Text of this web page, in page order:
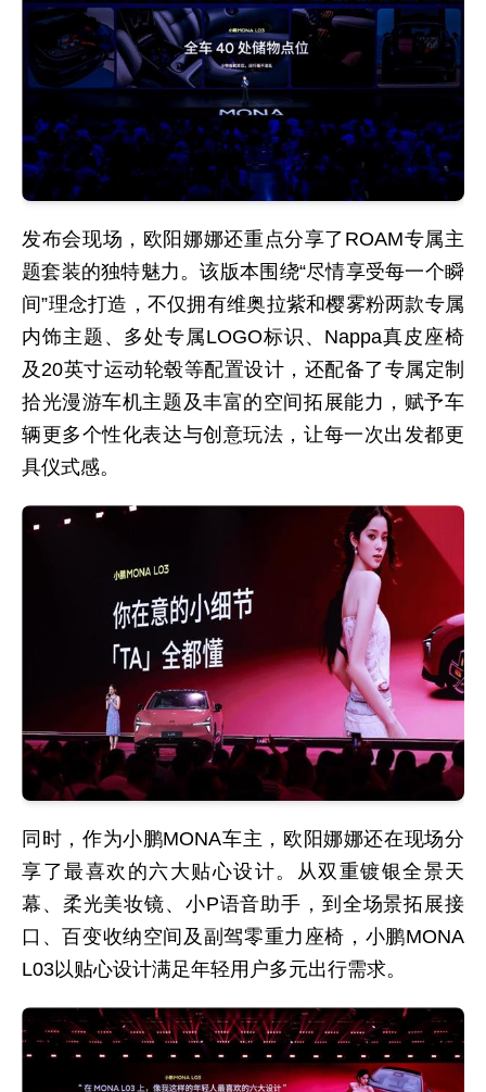
发布会现场，欧阳娜娜还重点分享了ROAM专属主
题套装的独特魅力。该版本围绕“尽情享受每一个瞬
间”理念打造，不仅拥有维奥拉紫和樱雾粉两款专属
内饰主题、多处专属LOGO标识、Nappa真皮座椅
及20英寸运动轮毂等配置设计，还配备了专属定制
拾光漫游车机主题及丰富的空间拓展能力，赋予车
辆更多个性化表达与创意玩法，让每一次出发都更
具仪式感。
同时，作为小鹏MONA车主，欧阳娜娜还在现场分
享了最喜欢的六大贴心设计。从双重镀银全景天
幕、柔光美妆镜、小P语音助手，到全场景拓展接
口、百变收纳空间及副驾零重力座椅，小鹏MONA
L03以贴心设计满足年轻用户多元出行需求。